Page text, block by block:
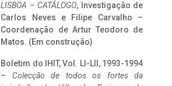
LISBOA – CATÁLOGO, Investigação de
Carlos Neves e Filipe Carvalho –
Coordenação de Artur Teodoro de
Matos. (Em construção)
Boletim do IHIT, Vol. LI-LII, 1993-1994
– Colecção de todos os fortes da